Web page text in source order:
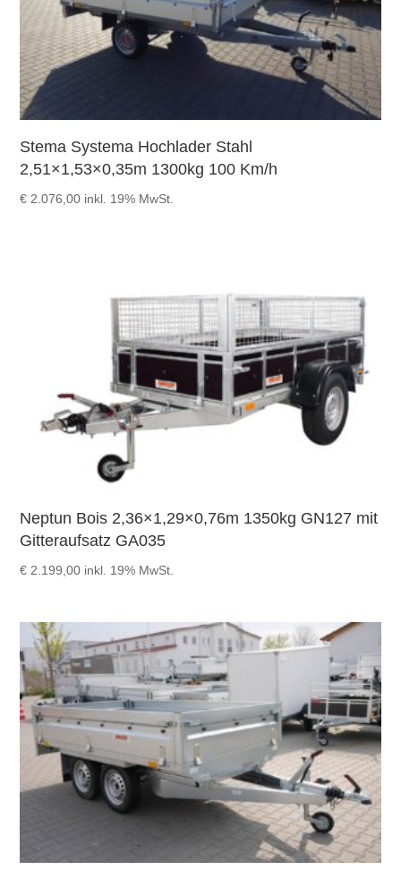
Stema Systema Hochlader Stahl
2,51×1,53×0,35m 1300kg 100 Km/h
€ 2.076,00 inkl. 19% MwSt.
Neptun Bois 2,36×1,29×0,76m 1350kg GN127 mit
Gitteraufsatz GA035
€ 2.199,00 inkl. 19% MwSt.